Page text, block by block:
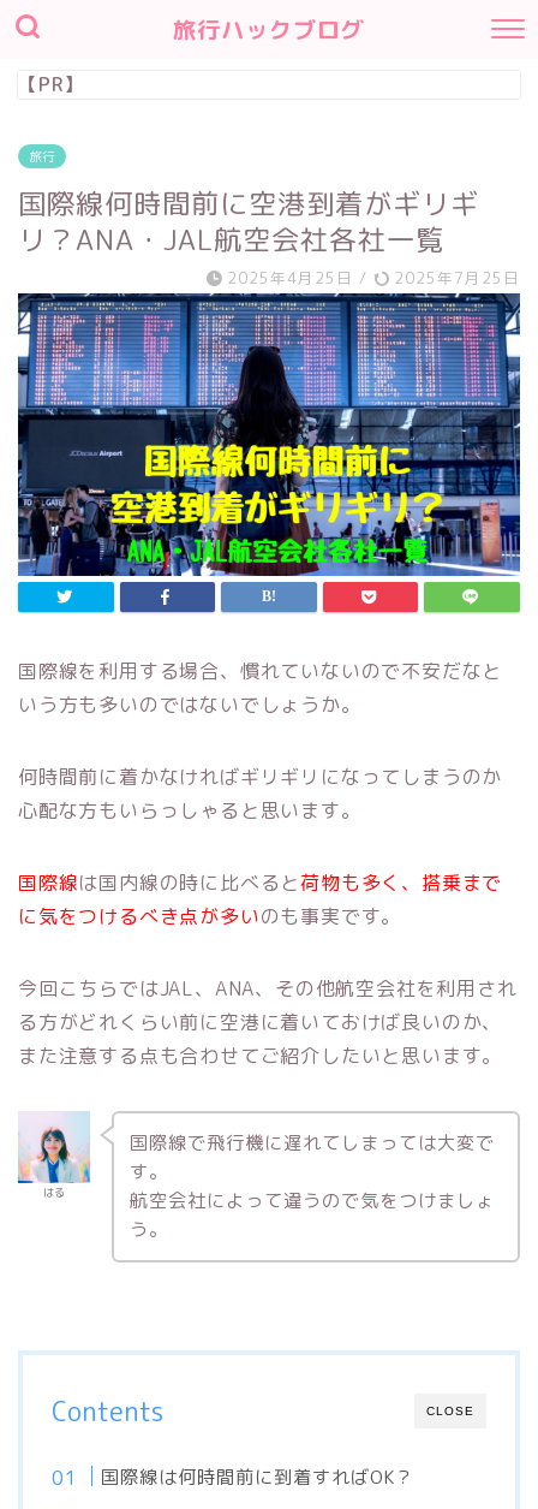
旅行ハックブログ
【PR】
旅行
国際線何時間前に空港到着がギリギ
リ？ANA・JAL航空会社各社一覧
2025年4月25日 / 2025年7月25日
国際線を利用する場合、慣れていないので不安だなと
いう方も多いのではないでしょうか。
何時間前に着かなければギリギリになってしまうのか
心配な方もいらっしゃると思います。
国際線は国内線の時に比べると荷物も多く、搭乗まで
に気をつけるべき点が多いのも事実です。
今回こちらではJAL、ANA、その他航空会社を利用され
る方がどれくらい前に空港に着いておけば良いのか、
また注意する点も合わせてご紹介したいと思います。
はる
国際線で飛行機に遅れてしまっては大変で
す。
航空会社によって違うので気をつけましょ
う。
CLOSE
Contents
国際線は何時間前に到着すればOK？